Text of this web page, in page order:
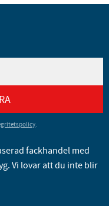
.
fackhandel med
Vi lovar att du inte blir